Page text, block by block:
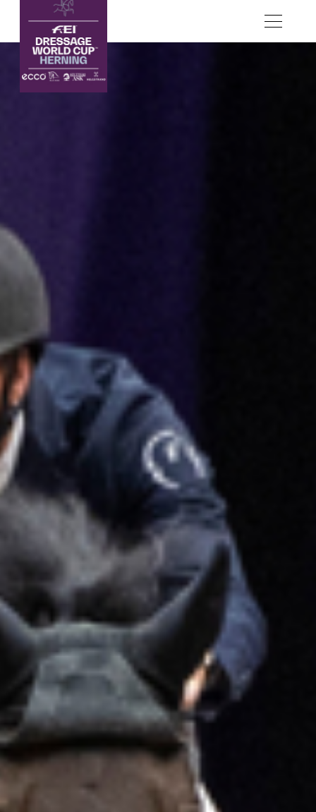
All
Sport
Messe
Sponsorer